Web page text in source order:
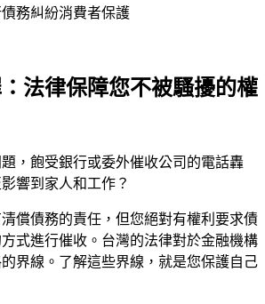
債務糾紛消費者保護
法律保障您不被騷擾的權
，飽受銀行或委外催收公司的電話轟
響到家人和工作？
償債務的責任，但您絕對有權利要求債
方式進行催收。台灣的法律對於金融機構
界線。了解這些界線，就是您保護自己